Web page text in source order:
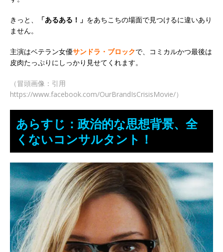
きっと、 「あるある！」 をあちこちの場面で見つけるに違いあり
ません。
主演はベテラン女優サンドラ・ブロックで、コミカルかつ最後は
皮肉たっぷりにしっかり見せてくれます。
（冒頭画像：引用
https://www.facebook.com/OurBrandIsCrisisMovie/）
あらすじ：政治的な思想背景、全
くないコンサルタント！